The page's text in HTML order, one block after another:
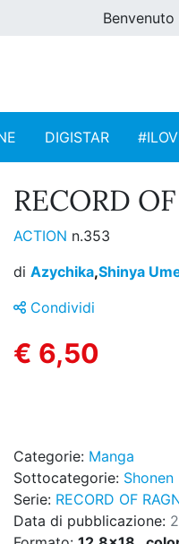
Benvenuto
DIGISTAR
RECORD
ACTION n.353
di Azychika,Shinya
Condividi
€ 6,50
Categorie: Manga
Sottocategorie: Shonen
Serie: RECORD OF
Data di pubblicazione: